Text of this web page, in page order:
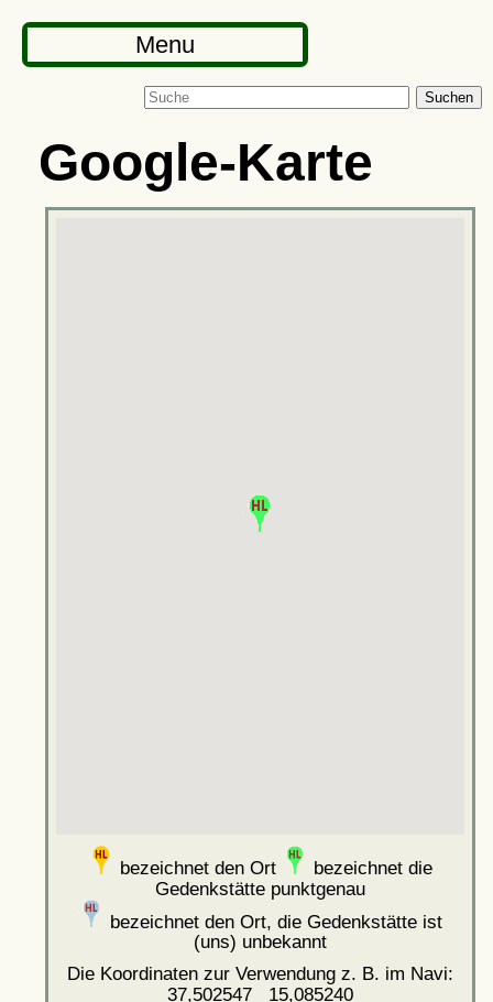
Menu
Suchen
Google-Karte
bezeichnet den Ort
bezeichnet die
Gedenkstätte punktgenau
bezeichnet den Ort, die Gedenkstätte ist
(uns) unbekannt
Die Koordinaten zur Verwendung z. B. im Navi:
37,502547 15,085240